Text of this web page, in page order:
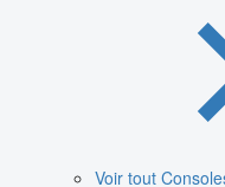
Voir tout